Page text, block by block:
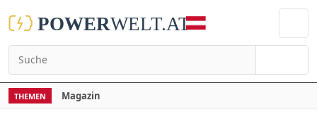
THEMEN Magazin